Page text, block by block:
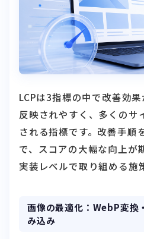
LCPは3指標の中で改善効果
される指標です。改善手順
で、スコアの大幅な向上が
実装レベルで取り組める施
LCPの対象要素が画像の場